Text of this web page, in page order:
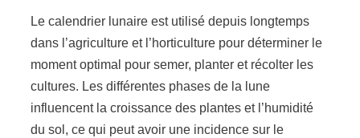
Le calendrier lunaire est utilisé depuis longtemps
dans l’agriculture et l’horticulture pour déterminer le
moment optimal pour semer, planter et récolter les
cultures. Les différentes phases de la lune
influencent la croissance des plantes et l’humidité
du sol, ce qui peut avoir une incidence sur le